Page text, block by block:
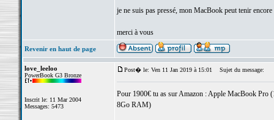
je ne suis pas pressé, mon MacBook peut tenir
merci à vous
Revenir en haut de page
love_leeloo
PowerBook G3 Bronze
Inscrit le: 11 Mar 2004
Messages: 5473
Post� le: Ven 11 Jan 2019 à 15:01 Sujet du message:
Pour 1900€ tu as sur Amazon : Apple MacBook Pro
8Go RAM)